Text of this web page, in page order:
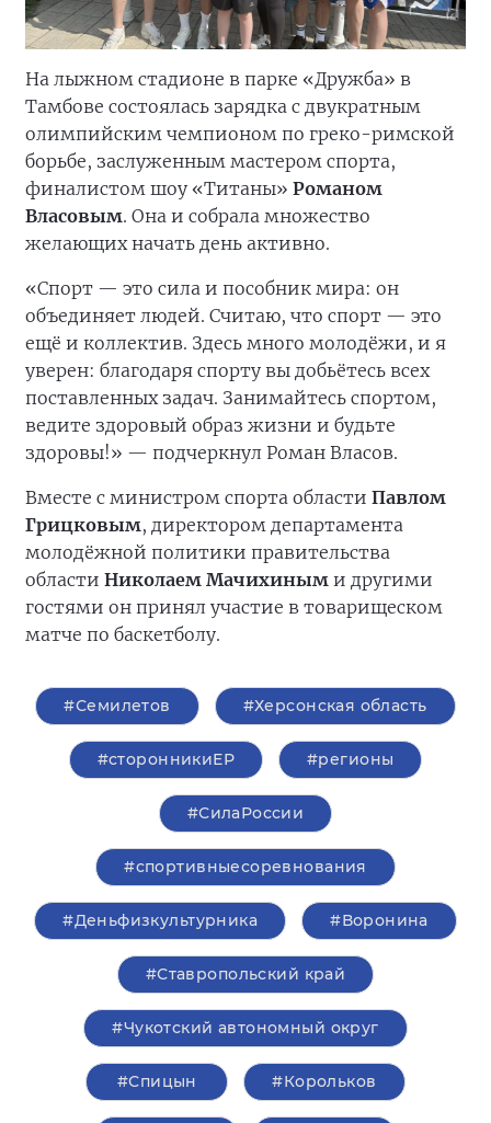
На лыжном стадионе в парке «Дружба» в
Тамбове состоялась зарядка с двукратным
олимпийским чемпионом по греко-римской
борьбе, заслуженным мастером спорта,
финалистом шоу «Титаны» Романом
Власовым. Она и собрала множество
желающих начать день активно.
«Спорт — это сила и пособник мира: он
объединяет людей. Считаю, что спорт — это
ещё и коллектив. Здесь много молодёжи, и я
уверен: благодаря спорту вы добьётесь всех
поставленных задач. Занимайтесь спортом,
ведите здоровый образ жизни и будьте
здоровы!» — подчеркнул Роман Власов.
Вместе с министром спорта области Павлом
Грицковым, директором департамента
молодёжной политики правительства
области Николаем Мачихиным и другими
гостями он принял участие в товарищеском
матче по баскетболу.
#Семилетов #Херсонская область
#сторонникиЕР #регионы
#СилаРоссии
#спортивныесоревнования
#Деньфизкультурника #Воронина
#Ставропольский край
#Чукотский автономный округ
#Спицын #Корольков